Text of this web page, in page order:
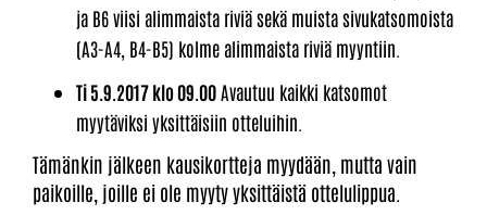
ja B6 viisi alimmaista riviä sekä muista sivukatsomoista
(A3-A4, B4-B5) kolme alimmaista riviä myyntiin.
Ti 5.9.2017 klo 09.00 Avautuu kaikki katsomot
myytäviksi yksittäisiin otteluihin.
Tämänkin jälkeen kausikortteja myydään, mutta vain
paikoille, joille ei ole myyty yksittäistä ottelulippua.